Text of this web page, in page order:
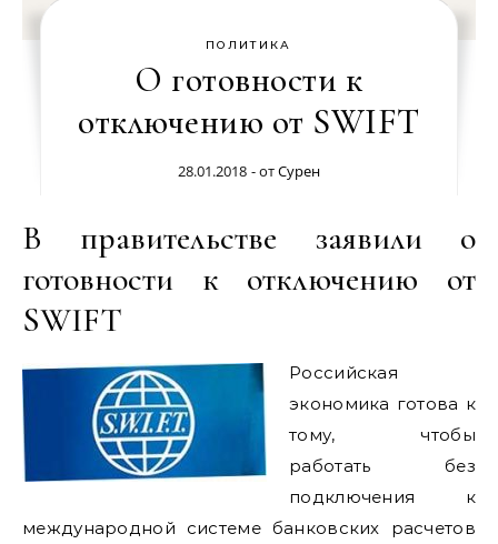
ПОЛИТИКА
О готовности к
отключению от SWIFT
28.01.2018 - отСурен
В правительстве заявили о
готовности к отключению от
SWIFT
Российская
экономика готова к
тому, чтобы
работать без
подключения к
международной системе банковских расчетов